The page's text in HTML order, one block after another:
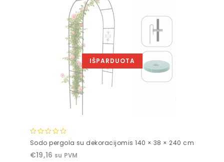
IŠPARDUOTA
0
of
Sodo pergola su dekoracijomis 140 × 38 × 240 cm
€19,16 su PVM